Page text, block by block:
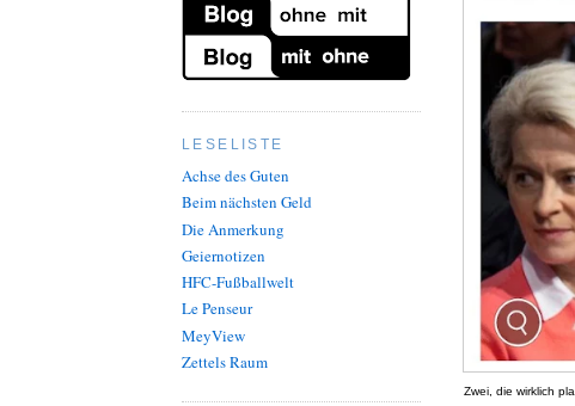
LESELISTE
Achse des Guten
Beim nächsten Geld
Die Anmerkung
Geiernotizen
HFC-Fußballwelt
Le Penseur
MeyView
Zettels Raum
Zwei, die wirklich